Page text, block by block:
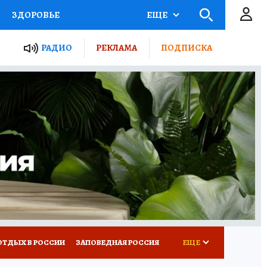
ЗДОРОВЬЕ
ПРОЕКТЫ РОССИИ
ПУТЕВОДИТЕЛЬ
ТУРИЗМ
ПОТРЕБИТЕЛЯ ВСЕ О КП
ЕЩЕ
РАДИО РЕКЛАМА ПОДПИСКА
В РОССИИ ЗАПОВЕДНАЯ РОССИЯ ЕЩЕ